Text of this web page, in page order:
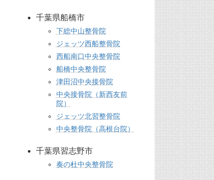
千葉県船橋市
下総中山整骨院
ジェッツ西船整骨院
西船南口中央整骨院
船橋中央整骨院
津田沼中央接骨院
中央接骨院（新西友前
院）
ジェッツ北習整骨院
中央整骨院（高根台院）
千葉県習志野市
奏の杜中央整骨院